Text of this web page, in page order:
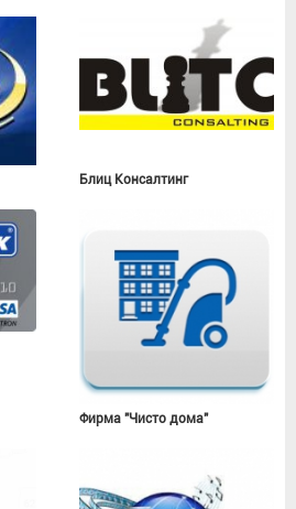
Блиц Консалтинг
Фирма "Чисто дома"